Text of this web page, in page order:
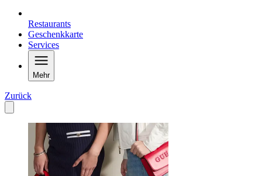
Restaurants
Geschenkkarte
Services
Mehr
Zurück